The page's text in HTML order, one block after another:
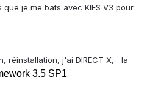
je me bats avec KIES V3 pour
réinstallation, j'ai DIRECT X, la
3.5 SP1